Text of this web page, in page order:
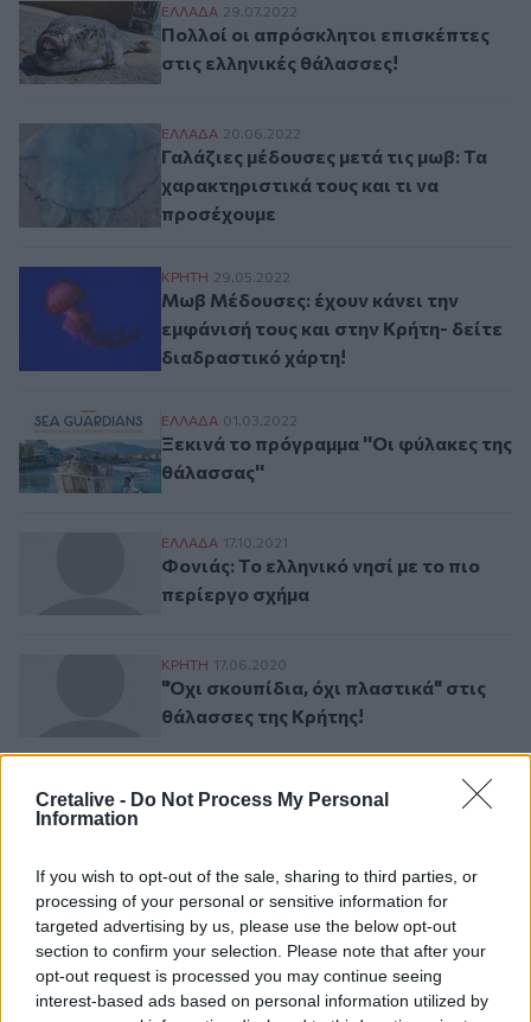
Cretalive - Do Not Process My Personal
Information
If you wish to opt-out of the sale, sharing to third parties, or
processing of your personal or sensitive information for
targeted advertising by us, please use the below opt-out
section to confirm your selection. Please note that after your
opt-out request is processed you may continue seeing
interest-based ads based on personal information utilized by
Πολλοί οι απρόσκλητοι επισκέπτες στις
ΕΛΛAΔΑ 29.07.2022
Πολλοί οι απρόσκλητοι επισκέπτες
στις ελληνικές θάλασσες!
Γαλάζιες μέδουσες μετά τις μωβ: Τα
ΕΛΛAΔΑ 20.06.2022
Γαλάζιες μέδουσες μετά τις μωβ: Τα
χαρακτηριστικά τους και τι να
προσέχουμε
Μωβ Μέδουσες: έχουν κάνει την
ΚΡΗΤΗ 29.05.2022
Μωβ Μέδουσες: έχουν κάνει την
εμφάνισή τους και στην Κρήτη- δείτε
διαδραστικό χάρτη!
Ξεκινά το πρόγραμμα ''Οι φύλακες της
ΕΛΛAΔΑ 01.03.2022
Ξεκινά το πρόγραμμα ''Οι φύλακες της
θάλασσας''
Φονιάς: Το ελληνικό νησί με το πιο
ΕΛΛAΔΑ 17.10.2021
Φονιάς: Το ελληνικό νησί με το πιο
περίεργο σχήμα
"Όχι σκουπίδια, όχι πλαστικά" στις
ΚΡΗΤΗ 17.06.2020
"Όχι σκουπίδια, όχι πλαστικά" στις
θάλασσες της Κρήτης!
Σελιδοποίηση
Ροή ειδήσεων Δημοφιλή